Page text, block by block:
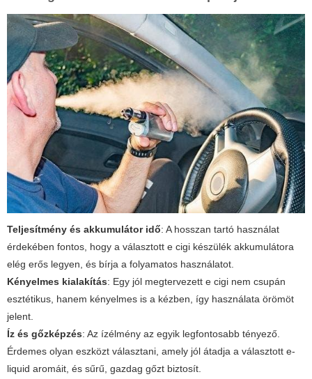
Teljesítmény és akkumulátor idő: A hosszan tartó használat
érdekében fontos, hogy a választott e cigi készülék akkumulátora
elég erős legyen, és bírja a folyamatos használatot.
Kényelmes kialakítás: Egy jól megtervezett e cigi nem csupán
esztétikus, hanem kényelmes is a kézben, így használata örömöt
jelent.
Íz és gőzképzés: Az ízélmény az egyik legfontosabb tényező.
Érdemes olyan eszközt választani, amely jól átadja a választott e-
liquid aromáit, és sűrű, gazdag gőzt biztosít.